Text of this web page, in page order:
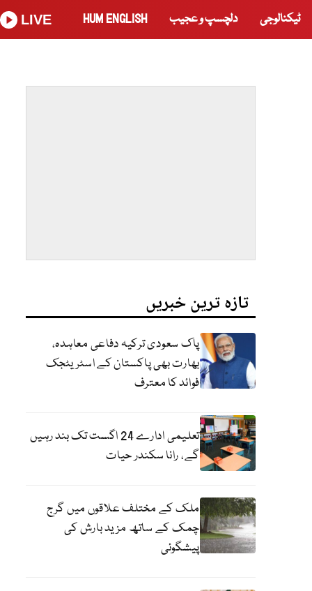
ٹیکنالوجی دلچسپ و عجیب HUM ENGLISH
LIVE
تازہ ترین خبریں
پاک سعودی ترکیہ دفاعی معاہدہ،
بھارت بھی پاکستان کے اسٹریٹجک
فوائد کا معترف
تعلیمی ادارے 24 اگست تک بند رہیں
گے، رانا سکندر حیات
ملک کے مختلف علاقوں میں گرج
چمک کے ساتھ مزید بارش کی
پیشگوئی